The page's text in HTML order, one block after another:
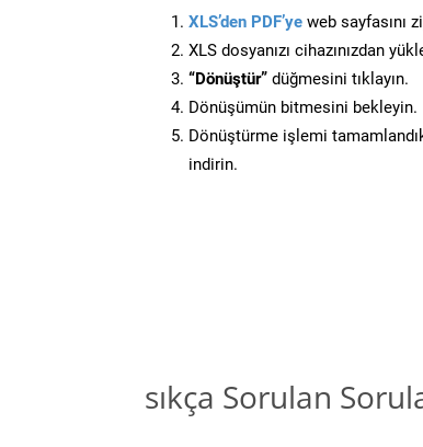
XLS’den PDF’ye web sayfasını
XLS dosyanızı cihazınızdan
“Dönüştür” düğmesini tıklayın.
Dönüşümün bitmesini bekleyin.
Dönüştürme işlemi
indirin.
sıkça Sorulan